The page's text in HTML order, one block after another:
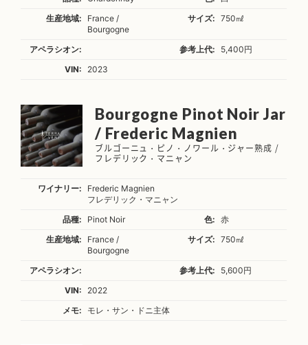
生産地域:
France /
Bourgogne
サイズ: 750㎖
アペラシオン: 参考上代:
5,400円
VIN:
2023
Bourgogne Pinot Noir Jar
/ Frederic Magnien
ブルゴーニュ・ピノ・ノワール・ジャー熟成 /
フレデリック・マニャン
ワイナリー:
Frederic Magnien
フレデリック・マニャン
品種:
Pinot Noir 色:
赤
生産地域:
France /
Bourgogne
サイズ: 750㎖
アペラシオン: 参考上代:
5,600円
VIN:
2022
メモ:
モレ・サン・ドニ主体